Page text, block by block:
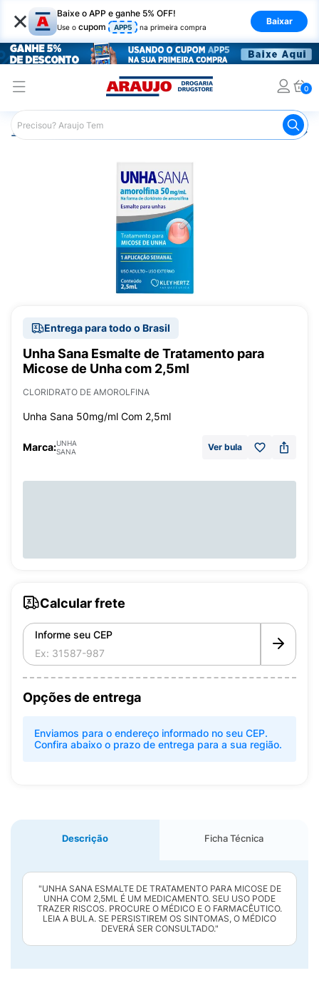
× Baixe o APP e ganhe 5% OFF!
Use o cupom APP5 na primeira compra
Baixar
0
Araujo Medicamentos Remédio para Pele e Mucosa
Entrega para todo o Brasil
Unha Sana Esmalte de Tratamento para
Micose de Unha com 2,5ml
CLORIDRATO DE AMOROLFINA
Unha Sana 50mg/ml Com 2,5ml
Marca:UNHA
SANA
Ver bula
Calcular frete
Informe seu CEP
Opções de entrega
Enviamos para o endereço informado no seu CEP.
Confira abaixo o prazo de entrega para a sua região.
Descrição Ficha Técnica
"UNHA SANA ESMALTE DE TRATAMENTO PARA MICOSE DE
UNHA COM 2,5ML É UM MEDICAMENTO. SEU USO PODE
TRAZER RISCOS. PROCURE O MÉDICO E O FARMACÊUTICO.
LEIA A BULA. SE PERSISTIREM OS SINTOMAS, O MÉDICO
DEVERÁ SER CONSULTADO."